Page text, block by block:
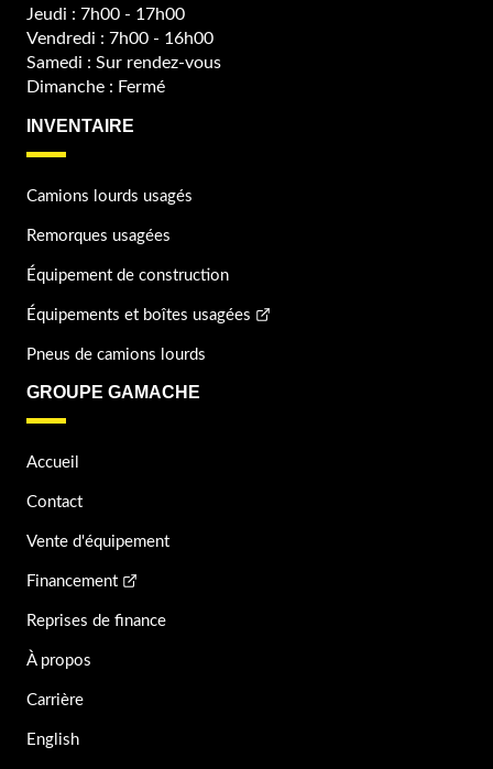
Jeudi : 7h00 - 17h00
Vendredi : 7h00 - 16h00
Samedi : Sur rendez-vous
Dimanche : Fermé
INVENTAIRE
Camions lourds usagés
Remorques usagées
Équipement de construction
Équipements et boîtes usagées
Pneus de camions lourds
GROUPE GAMACHE
Accueil
Contact
Vente d'équipement
Financement
Reprises de finance
À propos
Carrière
English